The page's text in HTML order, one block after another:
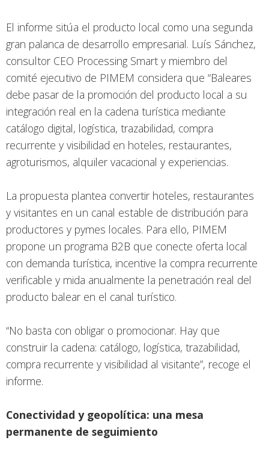
El informe sitúa el producto local como una segunda
gran palanca de desarrollo empresarial. Luís Sánchez,
consultor CEO Processing Smart y miembro del
comité ejecutivo de PIMEM considera que “Baleares
debe pasar de la promoción del producto local a su
integración real en la cadena turística mediante
catálogo digital, logística, trazabilidad, compra
recurrente y visibilidad en hoteles, restaurantes,
agroturismos, alquiler vacacional y experiencias.
La propuesta plantea convertir hoteles, restaurantes
y visitantes en un canal estable de distribución para
productores y pymes locales. Para ello, PIMEM
propone un programa B2B que conecte oferta local
con demanda turística, incentive la compra recurrente
verificable y mida anualmente la penetración real del
producto balear en el canal turístico.
“No basta con obligar o promocionar. Hay que
construir la cadena: catálogo, logística, trazabilidad,
compra recurrente y visibilidad al visitante”, recoge el
informe.
Conectividad y geopolítica: una mesa
permanente de seguimiento